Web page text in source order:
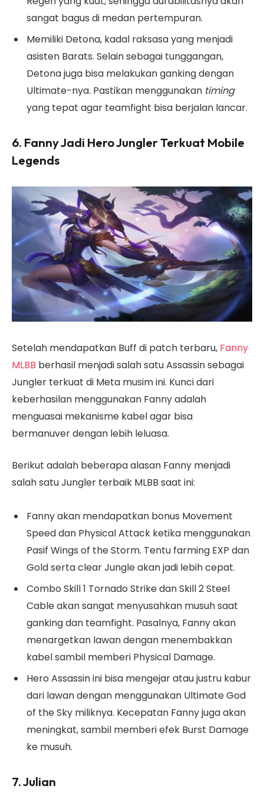
sangat bagus di medan pertempuran.
Memiliki Detona, kadal raksasa yang menjadi
asisten Barats. Selain sebagai tunggangan,
Detona juga bisa melakukan ganking dengan
Ultimate-nya. Pastikan menggunakan timing
yang tepat agar teamfight bisa berjalan lancar.
6. Fanny Jadi Hero Jungler Terkuat Mobile
Legends
Setelah mendapatkan Buff di patch terbaru, Fanny
MLBB berhasil menjadi salah satu Assassin sebagai
Jungler terkuat di Meta musim ini. Kunci dari
keberhasilan menggunakan Fanny adalah
menguasai mekanisme kabel agar bisa
bermanuver dengan lebih leluasa.
Berikut adalah beberapa alasan Fanny menjadi
salah satu Jungler terbaik MLBB saat ini:
Fanny akan mendapatkan bonus Movement
Speed dan Physical Attack ketika menggunakan
Pasif Wings of the Storm. Tentu farming EXP dan
Gold serta clear Jungle akan jadi lebih cepat.
Combo Skill 1 Tornado Strike dan Skill 2 Steel
Cable akan sangat menyusahkan musuh saat
ganking dan teamfight. Pasalnya, Fanny akan
menargetkan lawan dengan menembakkan
kabel sambil memberi Physical Damage.
Hero Assassin ini bisa mengejar atau justru kabur
dari lawan dengan menggunakan Ultimate God
of the Sky miliknya. Kecepatan Fanny juga akan
meningkat, sambil memberi efek Burst Damage
ke musuh.
7. Julian